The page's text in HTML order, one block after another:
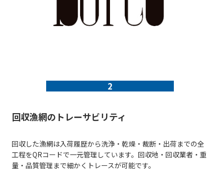
2
回収漁網のトレーサビリティ
回収した漁網は入荷履歴から洗浄・乾燥・裁断・出荷までの全
工程をQRコードで一元管理しています。回収地・回収業者・重
量・品質管理まで細かくトレースが可能です。